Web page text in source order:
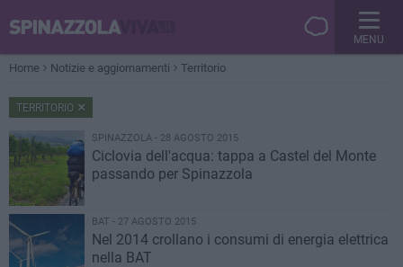
MENU
Home Notizie e aggiornamenti Territorio
TERRITORIO
SPINAZZOLA - 28 AGOSTO 2015
Ciclovia dell'acqua: tappa a Castel del Monte
passando per Spinazzola
BAT - 27 AGOSTO 2015
Nel 2014 crollano i consumi di energia elettrica
nella BAT